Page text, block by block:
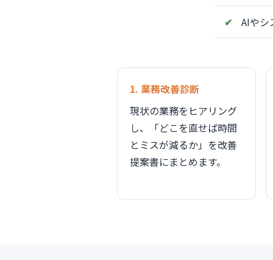
AIやシ
1. 業務改善診断
現状の業務をヒアリング
し、「どこを直せば時間
とミスが減るか」を改善
提案書にまとめます。